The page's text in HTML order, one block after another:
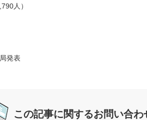
人）
発表
この記事に関するお問い合わ